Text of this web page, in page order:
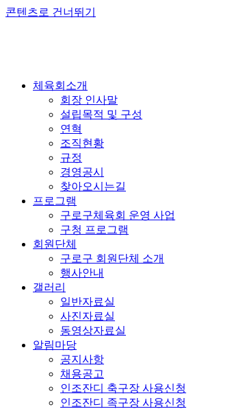
콘텐츠로 건너뛰기
체육회소개
회장 인사말
설립목적 및 구성
연혁
조직현황
규정
경영공시
찾아오시는길
프로그램
구로구체육회 운영 사업
구청 프로그램
회원단체
구로구 회원단체 소개
행사안내
갤러리
일반자료실
사진자료실
동영상자료실
알림마당
공지사항
채용공고
인조잔디 축구장 사용신청
인조잔디 족구장 사용신청